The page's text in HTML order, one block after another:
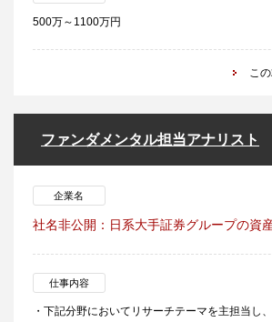
500万～1100万円
こ
ファンダメンタル担当アナリスト
企業名
社名非公開：日系大手証券グループの資
仕事内容
・下記分野においてリサーチテーマを主担当し